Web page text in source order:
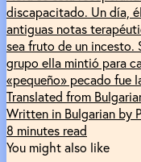
discapacitado. Un día,
antiguas notas
sea fruto de un incesto.
grupo ella mintió para
«pequeño» pecado fue
Translated from
Written in Bulgarian by
8 minutes read
You might also like